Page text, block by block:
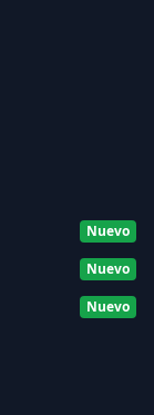
Nuevo
Nuevo
Nuevo